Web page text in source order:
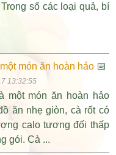
số các loại quả, bí
món ăn hoàn hảo📅
13:32:55
một món ăn hoàn hảo
ăn nhẹ giòn, cà rốt có
calo tương đối thấp
gói. Cà ...